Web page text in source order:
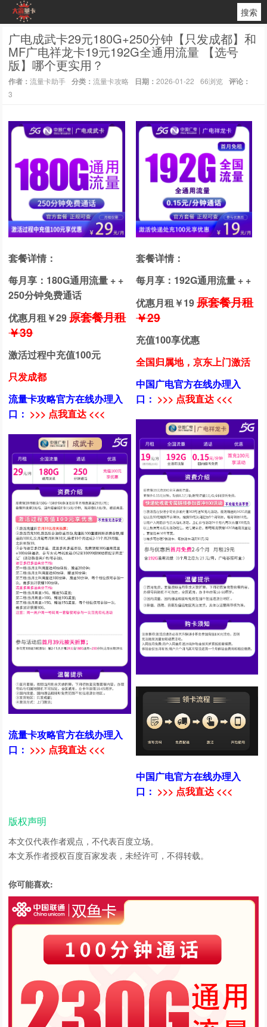
搜索
广电成武卡29元180G+250分钟【只发成都】和
MF广电祥龙卡19元192G全通用流量 【选号
版】哪个更实用？
作者：流量卡助手 分类：流量卡攻略 日期：2026-01-22 66浏览 评论：
3
套餐详情：
每月享：180G通用流量 + +
250分钟免费通话
优惠月租￥29原套餐月租
￥39
激活过程中充值100元
只发成都
流量卡攻略官方在线办理入
口： >>> 点我直达 <<<
流量卡攻略官方在线办理入
口： >>> 点我直达 <<<
套餐详情：
每月享：192G通用流量 + +
优惠月租￥19原套餐月租
￥29
充值100享优惠
全国归属地，京东上门激活
中国广电官方在线办理入
口： >>> 点我直达 <<<
中国广电官方在线办理入
口： >>> 点我直达 <<<
版权声明
本文仅代表作者观点，不代表百度立场。
本文系作者授权百度百家发表，未经许可，不得转载。
你可能喜欢: